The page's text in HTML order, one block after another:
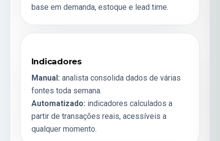
base em demanda, estoque e lead time.
Indicadores
Manual: analista consolida dados de várias
fontes toda semana.
Automatizado: indicadores calculados a
partir de transações reais, acessíveis a
qualquer momento.